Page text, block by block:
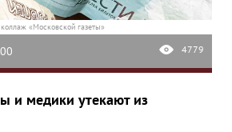
коллаж «Московской газеты»
4779
и медики утекают из